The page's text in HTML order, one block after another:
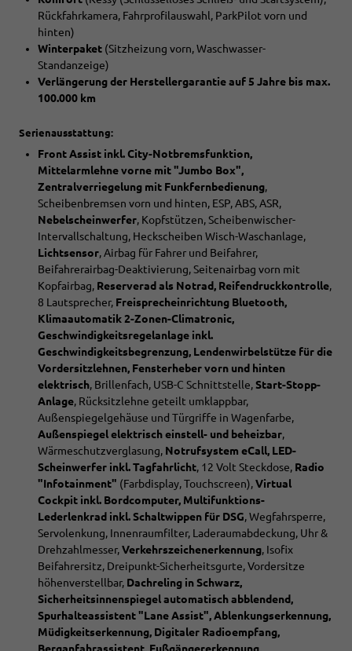
Rückfahrkamera, Fahrprofilauswahl, ParkPilot vorn und
hinten)
Winterpaket (Sitzheizung vorn, Waschwasser-
Standanzeige)
Verlängerung der Herstellergarantie auf 5 Jahre bis max.
100.000 km
Serienausstattung:
Front Assist inkl. City-Notbremsfunktion,
Mittelarmlehne vorne mit "Jumbo Box",
Zentralverriegelung mit Funkfernbedienung,
Scheibenbremsen vorn und hinten, ESP, ABS, ASR,
Nebelscheinwerfer, Kopfstützen, Scheibenwischer-
Intervallschaltung, Heckscheiben Wisch-Waschanlage,
Lichtsensor, Airbag für Fahrer und Beifahrer,
Beifahrerairbag-Deaktivierung, Seitenairbag vorn mit
Kopfairbag, Reserverad als Notrad, Reifendruckkontrolle,
8 Lautsprecher, Freisprecheinrichtung Bluetooth,
Klimaautomatik 2-Zonen-Climatronic,
Geschwindigkeitsregelanlage inkl.
Geschwindigkeitsbegrenzung, Lendenwirbelstütze für die
Vordersitzlehnen, Fensterheber vorn und hinten
elektrisch, Brillenfach, USB-C Schnittstelle,Start-Stopp-
Anlage, Rücksitzlehne geteilt umklappbar,
Außenspiegelgehäuse und Türgriffe in Wagenfarbe,
Außenspiegel elektrisch einstell- und beheizbar,
Wärmeschutzverglasung, Notrufsystem eCall, LED-
Scheinwerfer inkl. Tagfahrlicht, 12 Volt Steckdose, Radio
"Infotainment" (Farbdisplay, Touchscreen),Virtual
Cockpit inkl. Bordcomputer, Multifunktions-
Lederlenkrad inkl. Schaltwippen für DSG, Wegfahrsperre,
Servolenkung, Innenraumfilter, Laderaumabdeckung, Uhr &
Drehzahlmesser,Verkehrszeichenerkennung, Isofix
Beifahrersitz, Dreipunkt-Sicherheitsgurte, Vordersitze
höhenverstellbar, Dachreling in Schwarz,
Sicherheitsinnenspiegel automatisch abblendend,
Spurhalteassistent "Lane Assist", Ablenkungserkennung,
Müdigkeitserkennung, Digitaler Radioempfang,